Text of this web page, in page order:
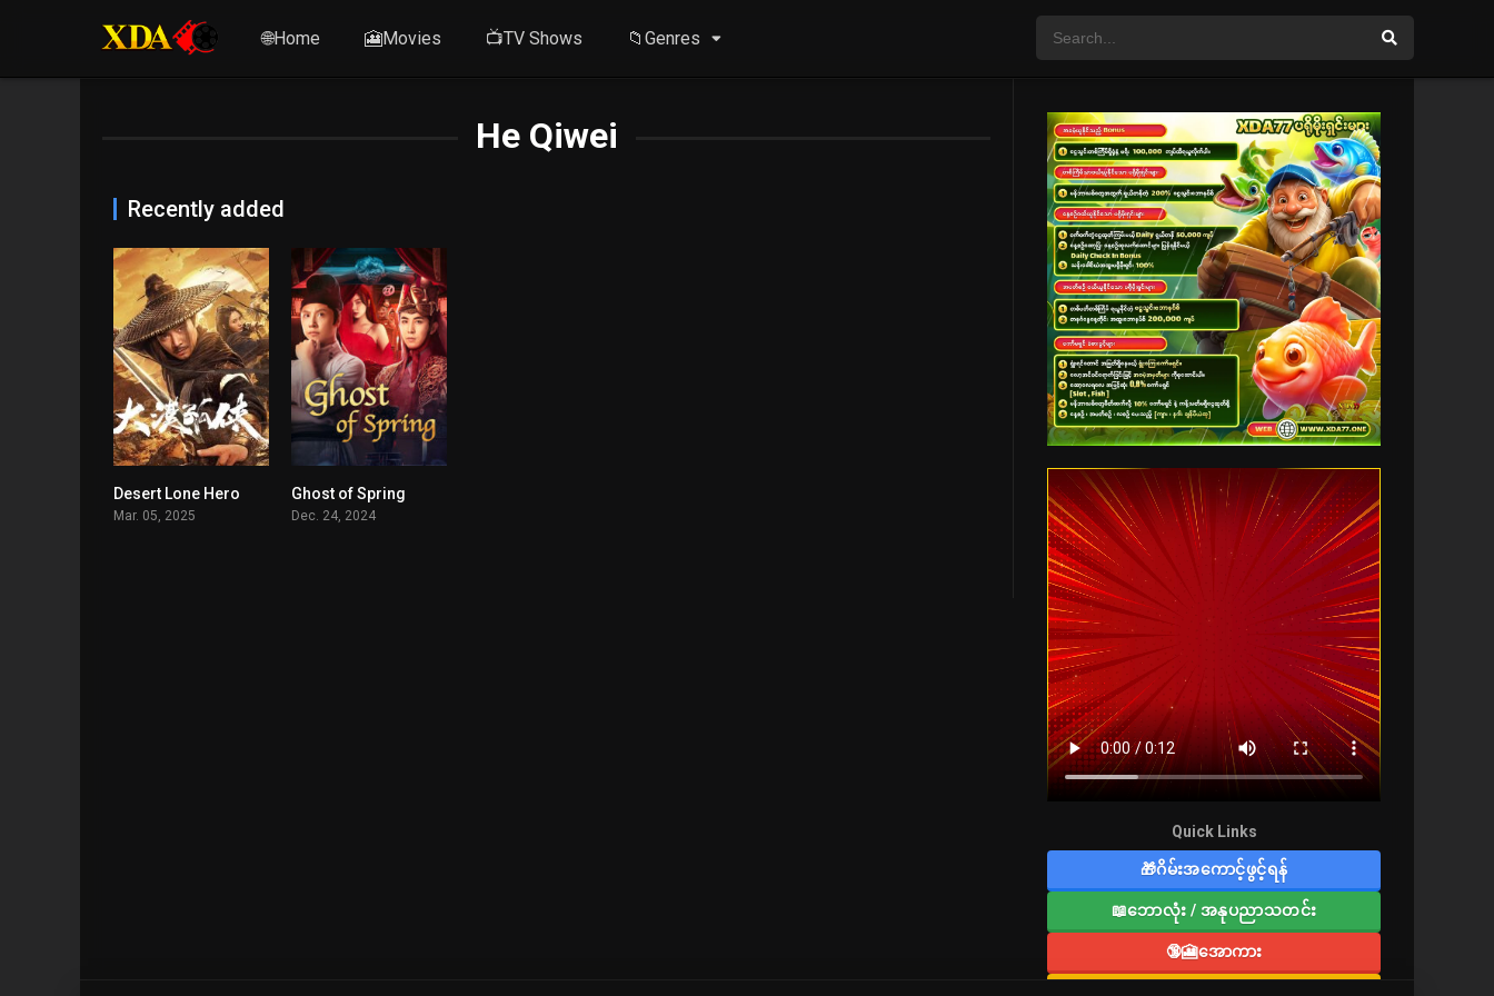
🌐Home 🎦Movies 📺TV Shows 📁Genres
He Qiwei
Recently added
n/A
Desert Lone Hero
Mar. 05, 2025
Ghost of Spring
Dec. 24, 2024
Quick Links
🎁ဂိမ်းအကောင့်ဖွင့်ရန်
📖ဘောလုံး / အနုပညာသတင်း
🔞🎦အောကား